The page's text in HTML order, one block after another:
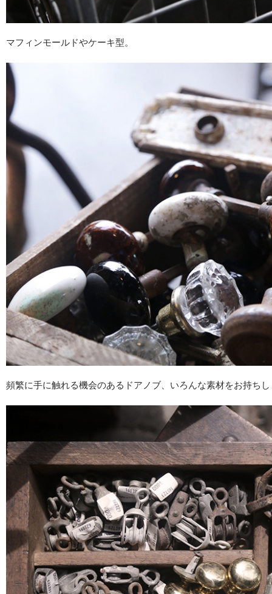
マフィンモールドやケーキ型。
頻繁に手に触れる機会のあるドアノブ、いろんな素材をお持ち